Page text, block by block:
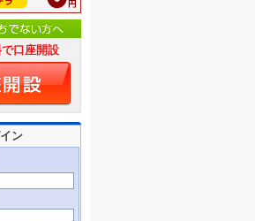
口座開設
ン